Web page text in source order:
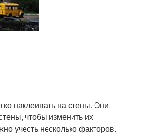
наклеивать на стены. Они
чтобы изменить их
учесть несколько факторов.